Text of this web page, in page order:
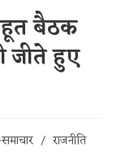
बैठक
जीते हुए
/ राजनीति